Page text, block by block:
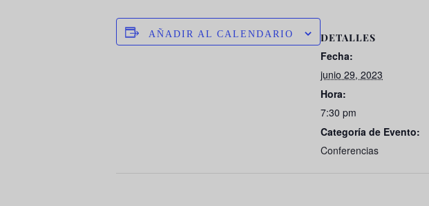
AÑADIR AL CALENDARIO DETALLES
Fecha:
junio 29, 2023
Hora:
7:30 pm
Categoría de Evento:
Conferencias